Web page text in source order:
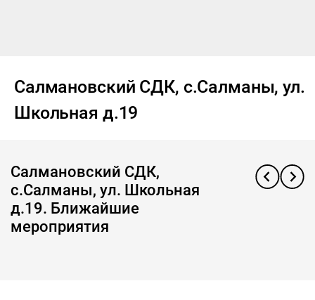
Салмановский СДК, с.Салманы, ул.
Школьная д.19
Салмановский СДК,
с.Салманы, ул. Школьная
д.19. Ближайшие
мероприятия